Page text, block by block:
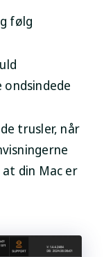
følg
trusler, når
din Mac er